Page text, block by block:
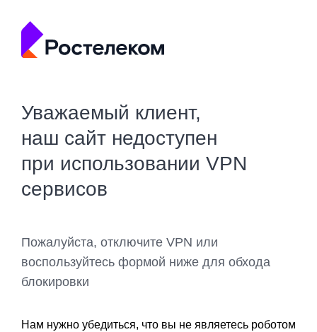
Уважаемый клиент,
наш сайт недоступен
при использовании VPN
сервисов
Пожалуйста, отключите VPN или
воспользуйтесь формой ниже для обхода
блокировки
Нам нужно убедиться, что вы не являетесь роботом